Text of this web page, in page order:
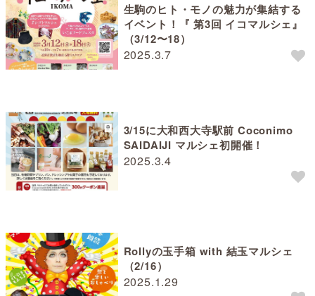
2025.3.7
生駒のヒト・モノの魅力が集結する
イベント！『 第3回 イコマルシェ』
（3/12〜18）
2025.3.4
3/15に大和西大寺駅前 Coconimo
SAIDAIJI マルシェ初開催！
2025.1.29
Rollyの玉手箱 with 結玉マルシェ
（2/16）